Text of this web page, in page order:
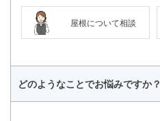
屋根について相談
どのようなことでお悩みですか？